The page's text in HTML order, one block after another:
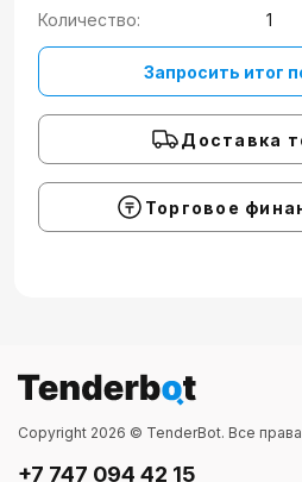
Количество:
1
Запросить итог
Доставка
Торговое
Copyright 2026 © TenderBot. Все
+7 747 094 42 15